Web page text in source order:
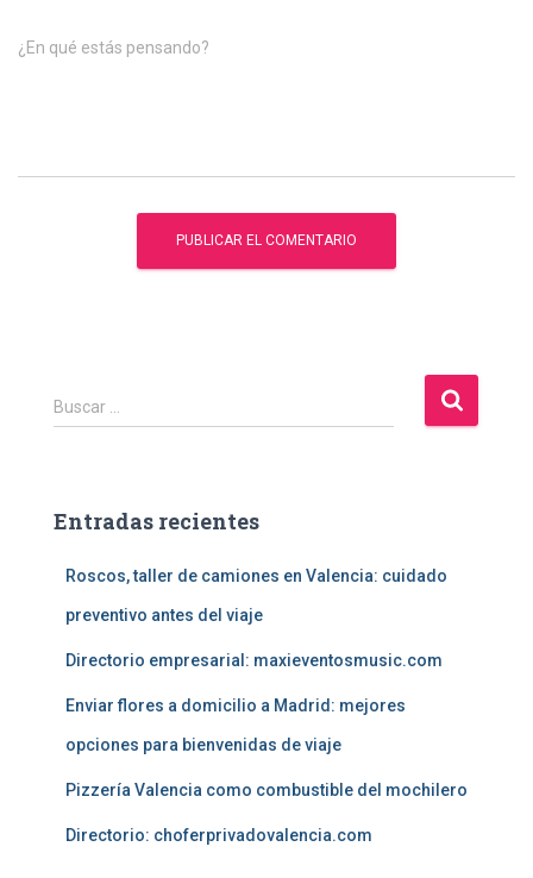
¿En qué estás pensando?
B
u
r
Buscar …
Entradas recientes
Roscos, taller de camiones en Valencia: cuidado
preventivo antes del viaje
Directorio empresarial: maxieventosmusic.com
Enviar flores a domicilio a Madrid: mejores
opciones para bienvenidas de viaje
Pizzería Valencia como combustible del mochilero
Directorio: choferprivadovalencia.com